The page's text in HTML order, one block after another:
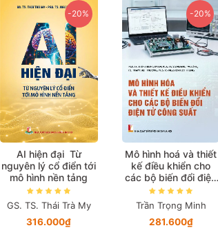
-20%
AI hiện đại Từ
nguyên lý cổ điển tới
mô hình nền tảng
GS. TS. Thái Trà My
316.000₫
-20%
Mô hình hoá và thiết
kế điều khiển cho
các bộ biến đổi điện
tử công suất
Trần Trọng Minh
281.600₫